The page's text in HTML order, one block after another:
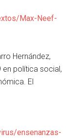
Max-Neef-
Hernández,
en política social,
El
ensenanzas-